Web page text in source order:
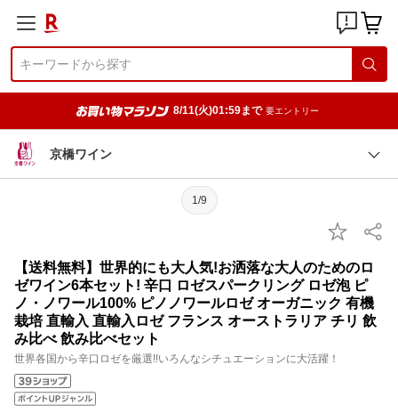
8/11(火)01:59まで 要エントリー
京橋ワイン
1/9
【送料無料】世界的にも大人気!お洒落な大人のためのロ
ゼワイン6本セット! 辛口 ロゼスパークリング ロゼ泡 ピ
ノ・ノワール100% ピノノワールロゼ オーガニック 有機
栽培 直輸入 直輸入ロゼ フランス オーストラリア チリ 飲
み比べ 飲み比べセット
世界各国から辛口ロゼを厳選!!いろんなシチュエーションに大活躍！